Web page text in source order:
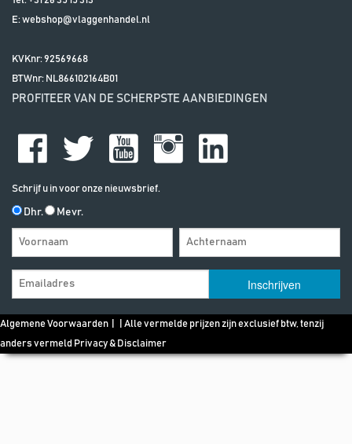
E:webshop@vlaggenhandel.nl
KVKnr: 92569668
BTWnr: NL866102164B01
PROFITEER VAN DE SCHERPSTE AANBIEDINGEN
Schrijf u in voor onze nieuwsbrief.
Dhr. Mevr.
Algemene Voorwaarden | | Alle vermelde prijzen zijn exclusief btw, tenzij
anders vermeld Privacy & Disclaimer